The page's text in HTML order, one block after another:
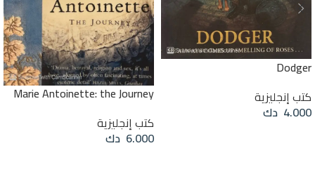
Dodger
كتب إنجليزية
4.000 دك
Marie Antoinette: the Journey
كتب إنجليزية
6.000 دك